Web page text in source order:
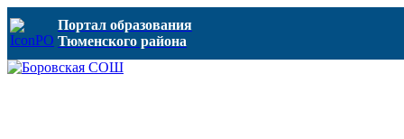
Портал образования
Тюменского района